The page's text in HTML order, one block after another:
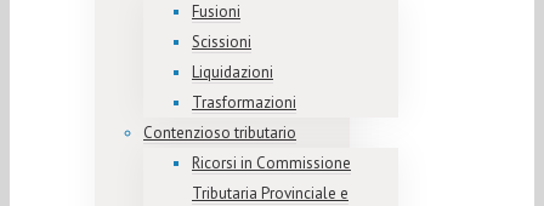
Fusioni
Scissioni
Liquidazioni
Trasformazioni
Contenzioso tributario
Ricorsi in Commissione
Tributaria Provinciale e